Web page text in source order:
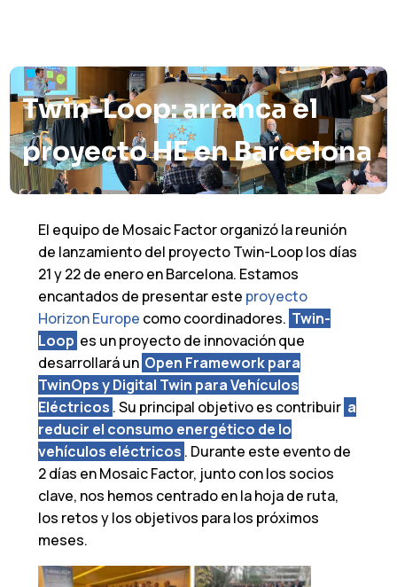
Twin-Loop: arranca el
proyecto HE en Barcelona
El equipo de Mosaic Factor organizó la reunión
de lanzamiento del proyecto Twin-Loop los días
21 y 22 de enero en Barcelona. Estamos
encantados de presentar este proyecto
Horizon Europe como coordinadores. Twin-
Loop es un proyecto de innovación que
desarrollará un Open Framework para
TwinOps y Digital Twin para Vehículos
Eléctricos . Su principal objetivo es contribuir a
reducir el consumo energético de lo
vehículos eléctricos . Durante este evento de
2 días en Mosaic Factor, junto con los socios
clave, nos hemos centrado en la hoja de ruta,
los retos y los objetivos para los próximos
meses.